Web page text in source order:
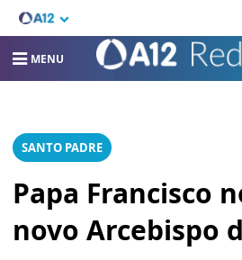
MENU
SANTO PADRE
Papa Francisco
novo Arcebispo